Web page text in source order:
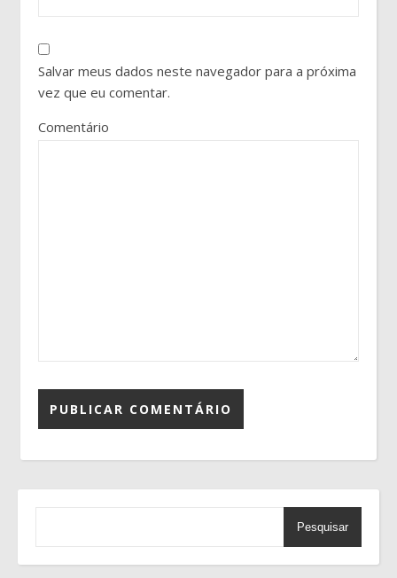
Salvar meus dados neste navegador para a próxima
vez que eu comentar.
Comentário
Pesquisar